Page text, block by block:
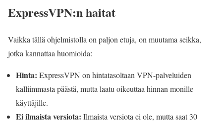
ExpressVPN:n haitat
Vaikka tällä ohjelmistolla on paljon etuja, on muutama seikka,
jotka kannattaa huomioida:
Hinta: ExpressVPN on hintatasoltaan VPN-palveluiden
kalliimmasta päästä, mutta laatu oikeuttaa hinnan monille
käyttäjille.
Ei ilmaista versiota: Ilmaista versiota ei ole, mutta saat 30